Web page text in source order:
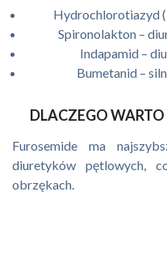
Hydrochlorotiazyd
Spironolakton –
Indapamid –
Bumetanid –
DLACZEGO
Furosemide ma
diuretyków pętlowych,
obrzękach.